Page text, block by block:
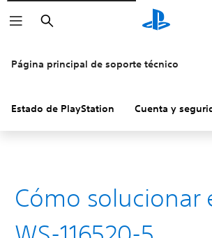
Buscar
Página principal de soporte técnico
Estado de PlayStation Cuenta y
Cómo solucionar